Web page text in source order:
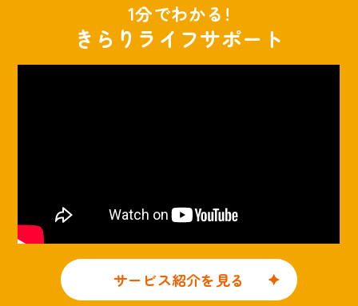
1分でわかる!
きらりライフサポート
サービス紹介を見る